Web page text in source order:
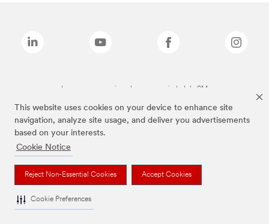
This website uses cookies on your device to enhance site
navigation, analyze site usage, and deliver you advertisements
based on your interests.
Cookie Notice
Reject Non-Essential Cookies Accept Cookies
Cookie Preferences
Las marcas mencionadas son propiedad de 3M